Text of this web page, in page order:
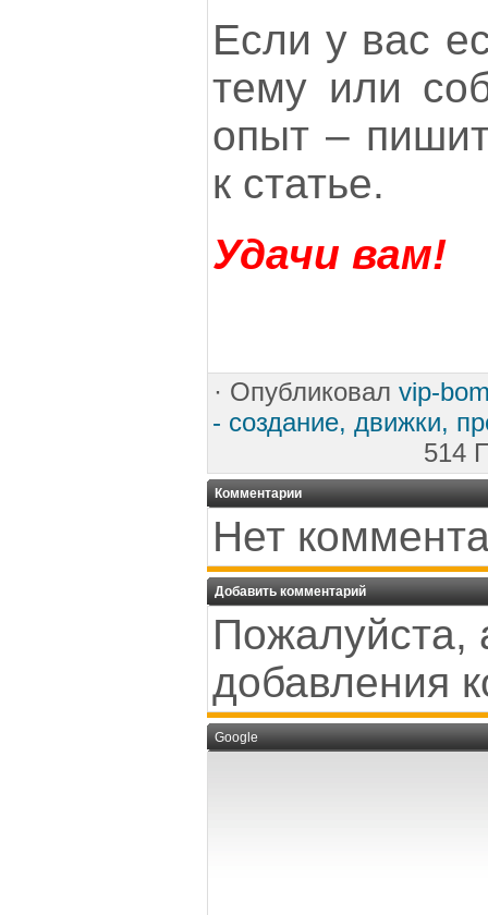
Если у вас
тему или
опыт –
к статье.
Удачи вам!
· Опубликовал vip-
- создание, движки,
514
Комментарии
Нет
Добавить комментарий
Пожалуйста,
добавления
Google